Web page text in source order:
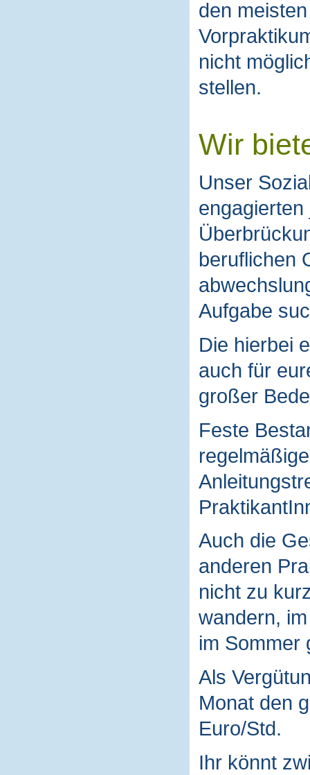
den
nicht
stellen.
Wir
Unser
beruflichen
Aufgabe
Die hierbei
auch für
großer
Feste
Auch die
anderen
nicht zu
wandern,
im Sommer
Als
Monat den
Euro/Std.
Ihr könnt